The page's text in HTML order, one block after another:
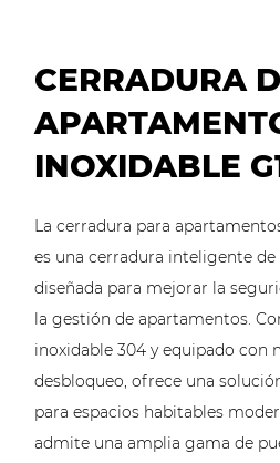
CERRADURA
INOXIDABLE
La cerradura para
es una cerradura inteligente
diseñada para mejorar la
la gestión de apartamentos.
inoxidable 304 y equipado con
desbloqueo, ofrece una
para espacios habitables
admite una amplia gama de